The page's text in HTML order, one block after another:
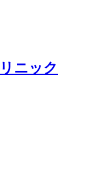
ニック